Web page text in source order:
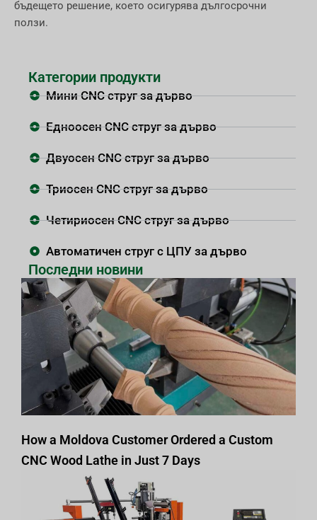
бъдещето решение, което осигурява дългосрочни
ползи.
Категории продукти
Мини CNC струг за дърво
Едноосен CNC струг за дърво
Двуосен CNC струг за дърво
Триосен CNC струг за дърво
Четириосен CNC струг за дърво
Автоматичен струг с ЦПУ за дърво
Последни новини
How a Moldova Customer Ordered a Custom
CNC Wood Lathe in Just 7 Days